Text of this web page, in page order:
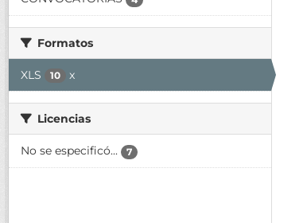
Formatos
XLS 10 x
Licencias
No se especificó... 7